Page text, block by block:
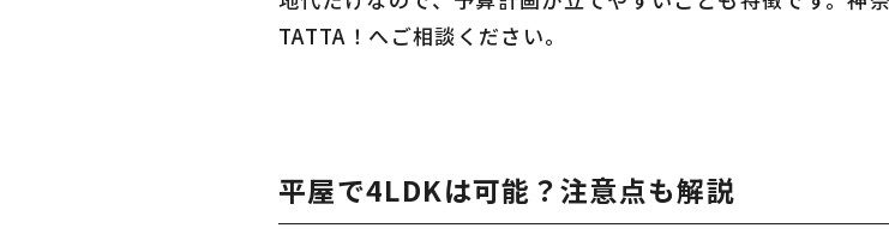
TATTA！へご相談ください。
平屋で4LDKは可能？注意点も解説